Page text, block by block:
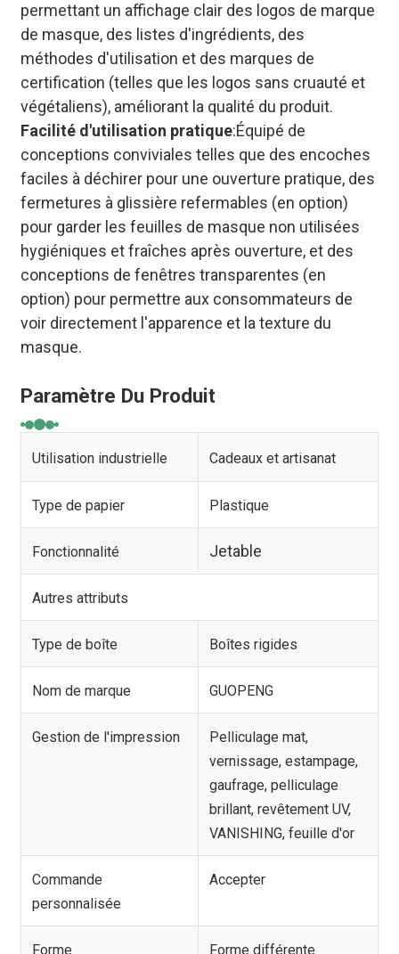
permettant un affichage clair des logos de marque
de masque, des listes d'ingrédients, des
méthodes d'utilisation et des marques de
certification (telles que les logos sans cruauté et
végétaliens), améliorant la qualité du produit.
Facilité d'utilisation pratique:Équipé de
conceptions conviviales telles que des encoches
faciles à déchirer pour une ouverture pratique, des
fermetures à glissière refermables (en option)
pour garder les feuilles de masque non utilisées
hygiéniques et fraîches après ouverture, et des
conceptions de fenêtres transparentes (en
option) pour permettre aux consommateurs de
voir directement l'apparence et la texture du
masque.
Paramètre Du Produit
Utilisation industrielle Cadeaux et artisanat
Type de papier Plastique
Fonctionnalité Jetable
Autres attributs
Type de boîte Boîtes rigides
Nom de marque GUOPENG
Gestion de l'impression
Pelliculage mat,
vernissage, estampage,
gaufrage, pelliculage
brillant, revêtement UV,
VANISHING, feuille d'or
Commande
personnalisée
Accepter
Forme Forme différente